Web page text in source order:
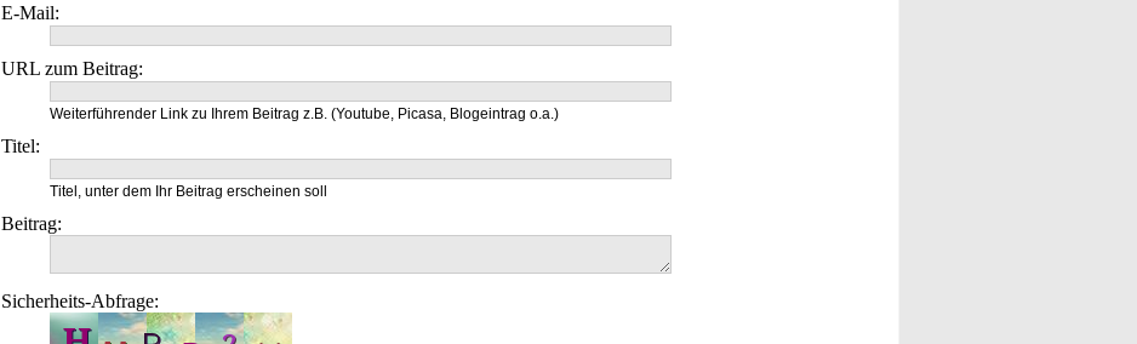
E-Mail:
URL zum Beitrag:
Weiterführender Link zu Ihrem Beitrag z.B. (Youtube, Picasa, Blogeintrag o.a.)
Titel:
Titel, unter dem Ihr Beitrag erscheinen soll
Beitrag:
Sicherheits-Abfrage: